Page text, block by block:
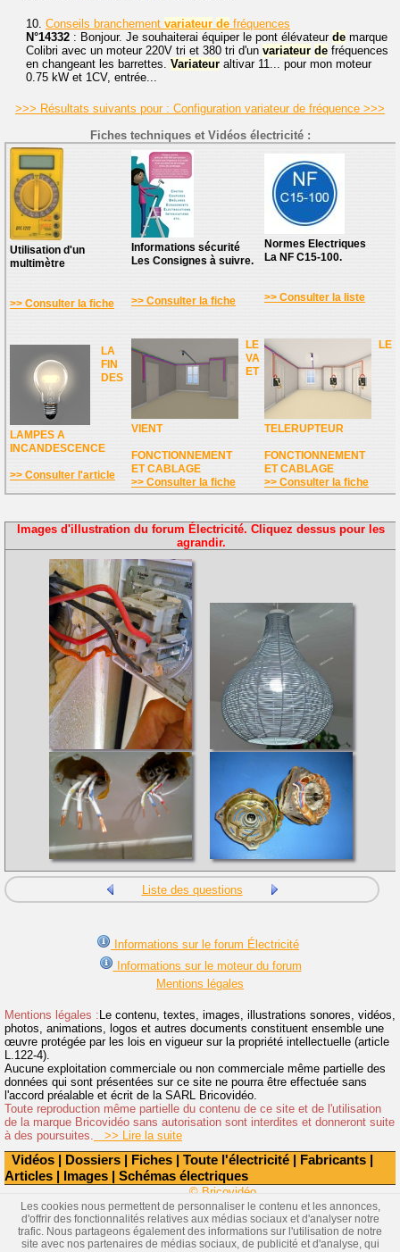
Vidéos | Dossiers | Fiches | Toute l'électricité | Fabricants |
Articles | Images | Schémas électriques
10. Conseils branchement variateur de fréquences
N°14332 : Bonjour. Je souhaiterai équiper le pont élévateur de marque
Colibri avec un moteur 220V tri et 380 tri d'un variateur de fréquences
en changeant les barrettes. Variateur altivar 11... pour mon moteur
0.75 kW et 1CV, entrée...
>>> Résultats suivants pour : Configuration variateur de fréquence >>>
Fiches techniques et Vidéos électricité :
Utilisation d'un
multimètre
>> Consulter la fiche
Informations sécurité
Les Consignes à suivre.
>> Consulter la fiche
Normes Electriques
La NF C15-100.
>> Consulter la liste
LA
FIN
DES
LAMPES A
INCANDESCENCE
>> Consulter l'article
LE
VA
ET
VIENT
FONCTIONNEMENT
ET CABLAGE
>> Consulter la fiche
LE
TELERUPTEUR
FONCTIONNEMENT
ET CABLAGE
>> Consulter la fiche
Images d'illustration du forum Électricité. Cliquez dessus pour les
agrandir.
Liste des questions
Informations sur le forum Électricité
Informations sur le moteur du forum
Mentions légales
Mentions légales : Le contenu, textes, images, illustrations sonores, vidéos,
photos, animations, logos et autres documents constituent ensemble une
œuvre protégée par les lois en vigueur sur la propriété intellectuelle (article
L.122-4).
Aucune exploitation commerciale ou non commerciale même partielle des
données qui sont présentées sur ce site ne pourra être effectuée sans
l'accord préalable et écrit de la SARL Bricovidéo.
Toute reproduction même partielle du contenu de ce site et de l'utilisation
de la marque Bricovidéo sans autorisation sont interdites et donneront suite
à des poursuites. >> Lire la suite
© Bricovidéo
Les cookies nous permettent de personnaliser le contenu et les annonces,
d'offrir des fonctionnalités relatives aux médias sociaux et d'analyser notre
trafic. Nous partageons également des informations sur l'utilisation de notre
site avec nos partenaires de médias sociaux, de publicité et d'analyse, qui